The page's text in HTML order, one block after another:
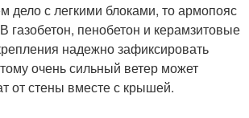
с легкими блоками, то армопояс
газобетон, пенобетон и керамзитовые
надежно зафиксировать
очень сильный ветер может
от стены вместе с крышей.